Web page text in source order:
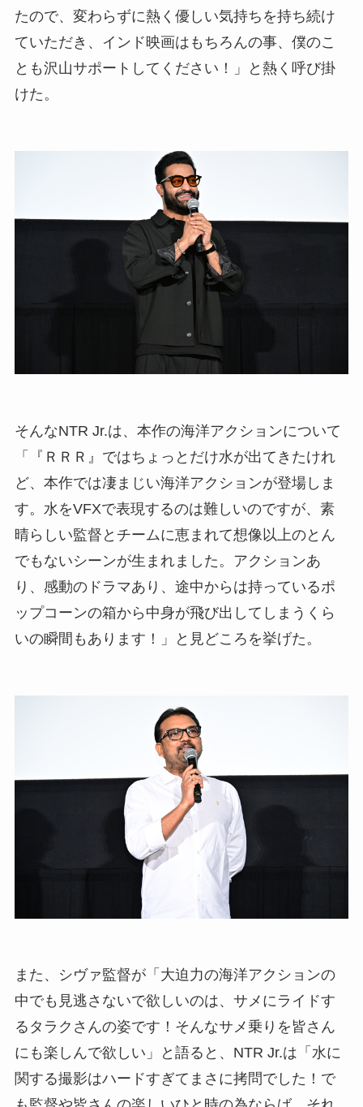
たので、変わらずに熱く優しい気持ちを持ち続け
ていただき、インド映画はもちろんの事、僕のこ
とも沢山サポートしてください！」と熱く呼び掛
けた。
そんなNTR Jr.は、本作の海洋アクションについて
「『ＲＲＲ』ではちょっとだけ水が出てきたけれ
ど、本作では凄まじい海洋アクションが登場しま
す。水をVFXで表現するのは難しいのですが、素
晴らしい監督とチームに恵まれて想像以上のとん
でもないシーンが生まれました。アクションあ
り、感動のドラマあり、途中からは持っているポ
ップコーンの箱から中身が飛び出してしまうくら
いの瞬間もあります！」と見どころを挙げた。
また、シヴァ監督が「大迫力の海洋アクションの
中でも見逃さないで欲しいのは、サメにライドす
るタラクさんの姿です！そんなサメ乗りを皆さん
にも楽しんで欲しい」と語ると、NTR Jr.は「水に
関する撮影はハードすぎてまさに拷問でした！で